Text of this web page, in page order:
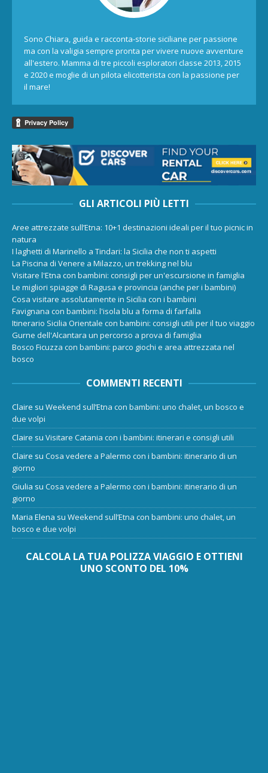
Sono Chiara, guida e racconta-storie siciliane per passione
ma con la valigia sempre pronta per vivere nuove avventure
all'estero. Mamma di tre piccoli esploratori classe 2013, 2015
e 2020 e moglie di un pilota elicotterista con la passione per
il mare!
GLI ARTICOLI PIÙ LETTI
Aree attrezzate sull’Etna: 10+1 destinazioni ideali per il tuo picnic in
natura
I laghetti di Marinello a Tindari: la Sicilia che non ti aspetti
La Piscina di Venere a Milazzo, un trekking nel blu
Visitare l'Etna con bambini: consigli per un'escursione in famiglia
Le migliori spiagge di Ragusa e provincia (anche per i bambini)
Cosa visitare assolutamente in Sicilia con i bambini
Favignana con bambini: l'isola blu a forma di farfalla
Itinerario Sicilia Orientale con bambini: consigli utili per il tuo viaggio
Gurne dell'Alcantara un percorso a prova di famiglia
Bosco Ficuzza con bambini: parco giochi e area attrezzata nel
bosco
COMMENTI RECENTI
Claire su Weekend sull’Etna con bambini: uno chalet, un bosco e
due volpi
Claire su Visitare Catania con i bambini: itinerari e consigli utili
Claire su Cosa vedere a Palermo con i bambini: itinerario di un
giorno
Giulia su Cosa vedere a Palermo con i bambini: itinerario di un
giorno
Maria Elena su Weekend sull’Etna con bambini: uno chalet, un
bosco e due volpi
CALCOLA LA TUA POLIZZA VIAGGIO E OTTIENI
UNO SCONTO DEL 10%